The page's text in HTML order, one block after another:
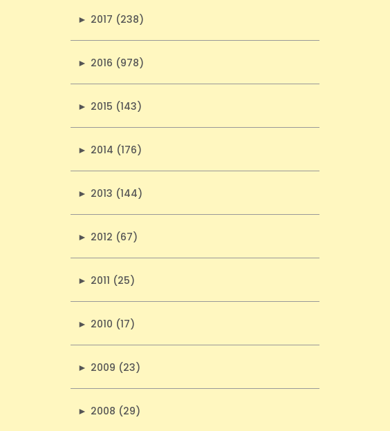
► 2017 (238)
► 2016 (978)
► 2015 (143)
► 2014 (176)
► 2013 (144)
► 2012 (67)
► 2011 (25)
► 2010 (17)
► 2009 (23)
► 2008 (29)